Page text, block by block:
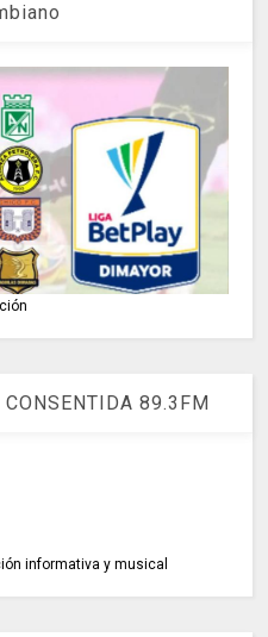
89.3FM
informativa y musical